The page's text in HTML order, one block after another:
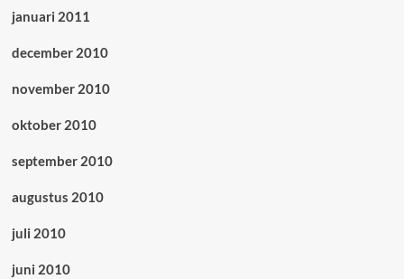
januari 2011
december 2010
november 2010
oktober 2010
september 2010
augustus 2010
juli 2010
juni 2010